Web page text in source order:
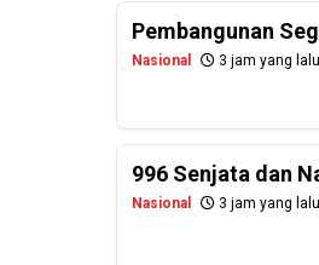
Pembangunan
Nasional 3 jam yang lalu
996 Senjata dan
Nasional 3 jam yang lalu